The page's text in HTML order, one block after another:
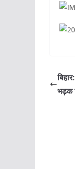
भड़क